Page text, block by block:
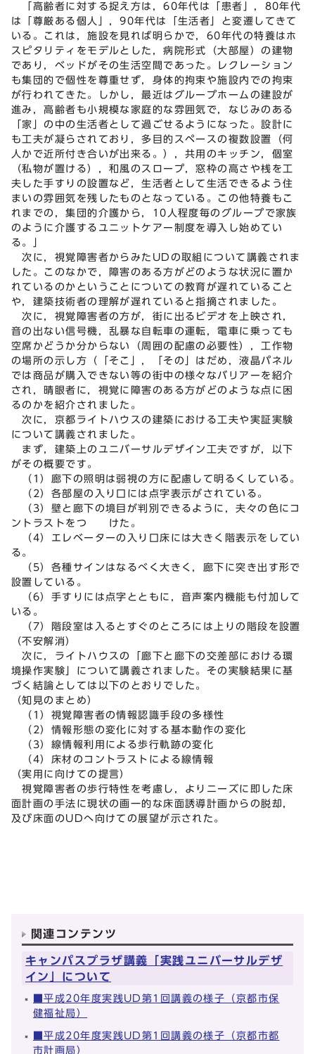
「高齢者に対する捉え方は，60年代は「患者」，80年代
は「尊厳ある個人」，90年代は「生活者」と変遷してきて
いる。これは，施設を見れば明らかで，60年代の特養はホ
スピタリティをモデルとした，病院形式（大部屋）の建物
であり，ベッドがその生活空間であった。レクレーション
も集団的で個性を尊重せず，身体的拘束や施設内での拘束
が行われてきた。しかし，最近はグループホームの建設が
進み，高齢者も小規模な家庭的な雰囲気で，なじみのある
「家」の中の生活者として過ごせるようになった。設計に
も工夫が凝らされており，多目的スペースの複数設置（何
人かで近所付き合いが出来る。），共用のキッチン，個室
（私物が置ける），和風のスロープ，窓枠の高さや桟を工
夫した手すりの設置など，生活者として生活できるよう住
まいの雰囲気を残したものとなっている。この他特養もこ
れまでの，集団的介護から，10人程度毎のグループで家族
のように介護するユニットケアー制度を導入し始めてい
る。」
次に，視覚障害者からみたUDの取組について講義されま
した。このなかで，障害のある方がどのような状況に置か
れているのかということについての教育が遅れていること
や，建築技術者の理解が遅れていると指摘されました。
次に，視覚障害者の方が，街に出るビデオを上映され，
音の出ない信号機，乱暴な自転車の運転，電車に乗っても
空席かどうか分からない（周囲の配慮の必要性），工作物
の場所の示し方（「そこ」，「その」はだめ，液晶パネル
では商品が購入できない等の街中の様々なバリアーを紹介
され，晴眼者に，視覚に障害のある方がどのような点に困
るのかを紹介されました。
次に，京都ライトハウスの建築における工夫や実証実験
について講義されました。
まず，建築上のユニバーサルデザイン工夫ですが，以下
がその概要です。
（1）廊下の照明は弱視の方に配慮して明るくしている。
（2）各部屋の入り口には点字表示がされている。
（3）壁と廊下の境目が判別できるように，夫々の色にコ
ントラストをつ けた。
（4）エレベーターの入り口床には大きく階表示をしてい
る。
（5）各種サインはなるべく大きく，廊下に突き出す形で
設置している。
（6）手すりには点字とともに，音声案内機能も付加して
いる。
（7）階段室は入るとすぐのところには上りの階段を設置
（不安解消）
次に，ライトハウスの「廊下と廊下の交差部における環
境操作実験」について講義されました。その実験結果に基
づく結論としては以下のとおりでした。
（知見のまとめ）
（1）視覚障害者の情報認識手段の多様性
（2）情報形態の変化に対する基本動作の変化
（3）線情報利用による歩行軌跡の変化
（4）床材のコントラストによる線情報
（実用に向けての提言）
視覚障害者の歩行特性を考慮し，よりニーズに即した床
面計画の手法に現状の画一的な床面誘導計画からの脱却，
及び床面のUDへ向けての展望が示された。
関連コンテンツ
キャンパスプラザ講義「実践ユニバーサルデザ
イン」について
■平成20年度実践UD第1回講義の様子（京都市保
健福祉局）
■平成20年度実践UD第1回講義の様子（京都市都
市計画局）